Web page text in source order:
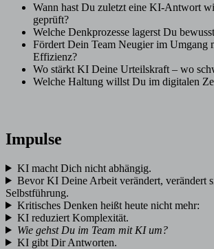
Wann hast Du zuletzt eine KI-Antwort
geprüft?
Welche Denkprozesse lagerst Du
Fördert Dein Team Neugier im Umgang
Effizienz?
Wo stärkt KI Deine Urteilskraft – wo
Welche Haltung willst Du im digitalen
Impulse
KI macht Dich nicht abhängig.
Bevor KI Deine Arbeit verändert, verändert
Selbstführung.
Kritisches Denken heißt heute nicht mehr:
KI reduziert Komplexität.
Wie gehst Du im Team mit KI um?
KI gibt Dir Antworten.